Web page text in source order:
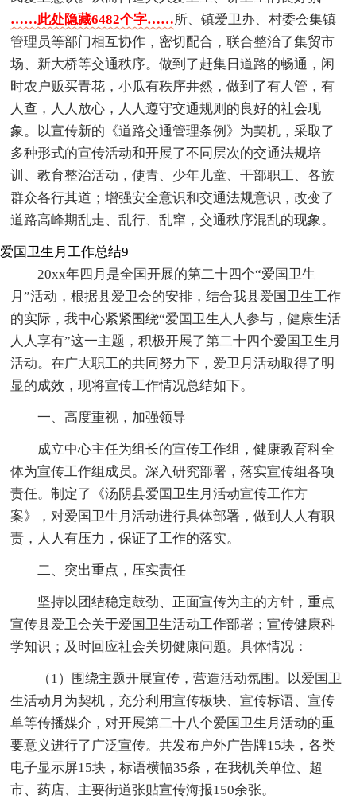
……此处隐藏6482个字……所、镇爱卫办、村委会集镇
管理员等部门相互协作，密切配合，联合整治了集贸市
场、新大桥等交通秩序。做到了赶集日道路的畅通，闲
时农户贩买青花，小瓜有秩序井然，做到了有人管，有
人查，人人放心，人人遵守交通规则的良好的社会现
象。以宣传新的《道路交通管理条例》为契机，采取了
多种形式的宣传活动和开展了不同层次的交通法规培
训、教育整治活动，使青、少年儿童、干部职工、各族
群众各行其道；增强安全意识和交通法规意识，改变了
道路高峰期乱走、乱行、乱窜，交通秩序混乱的现象。
爱国卫生月工作总结9
20xx年四月是全国开展的第二十四个“爱国卫生
月”活动，根据县爱卫会的安排，结合我县爱国卫生工作
的实际，我中心紧紧围绕“爱国卫生人人参与，健康生活
人人享有”这一主题，积极开展了第二十四个爱国卫生月
活动。在广大职工的共同努力下，爱卫月活动取得了明
显的成效，现将宣传工作情况总结如下。
一、高度重视，加强领导
成立中心主任为组长的宣传工作组，健康教育科全
体为宣传工作组成员。深入研究部署，落实宣传组各项
责任。制定了《汤阴县爱国卫生月活动宣传工作方
案》，对爱国卫生月活动进行具体部署，做到人人有职
责，人人有压力，保证了工作的落实。
二、突出重点，压实责任
坚持以团结稳定鼓劲、正面宣传为主的方针，重点
宣传县爱卫会关于爱国卫生活动工作部署；宣传健康科
学知识；及时回应社会关切健康问题。具体情况：
（1）围绕主题开展宣传，营造活动氛围。以爱国卫
生活动月为契机，充分利用宣传板块、宣传标语、宣传
单等传播媒介，对开展第二十八个爱国卫生月活动的重
要意义进行了广泛宣传。共发布户外广告牌15块，各类
电子显示屏15块，标语横幅35条，在我机关单位、超
市、药店、主要街道张贴宣传海报150余张。